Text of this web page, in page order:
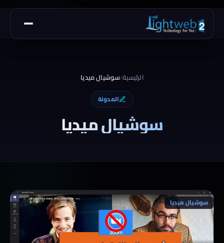
الرئيسية/سوشيال ميديا
المدونة
سوشيال ميديا
سوشيال ميديا